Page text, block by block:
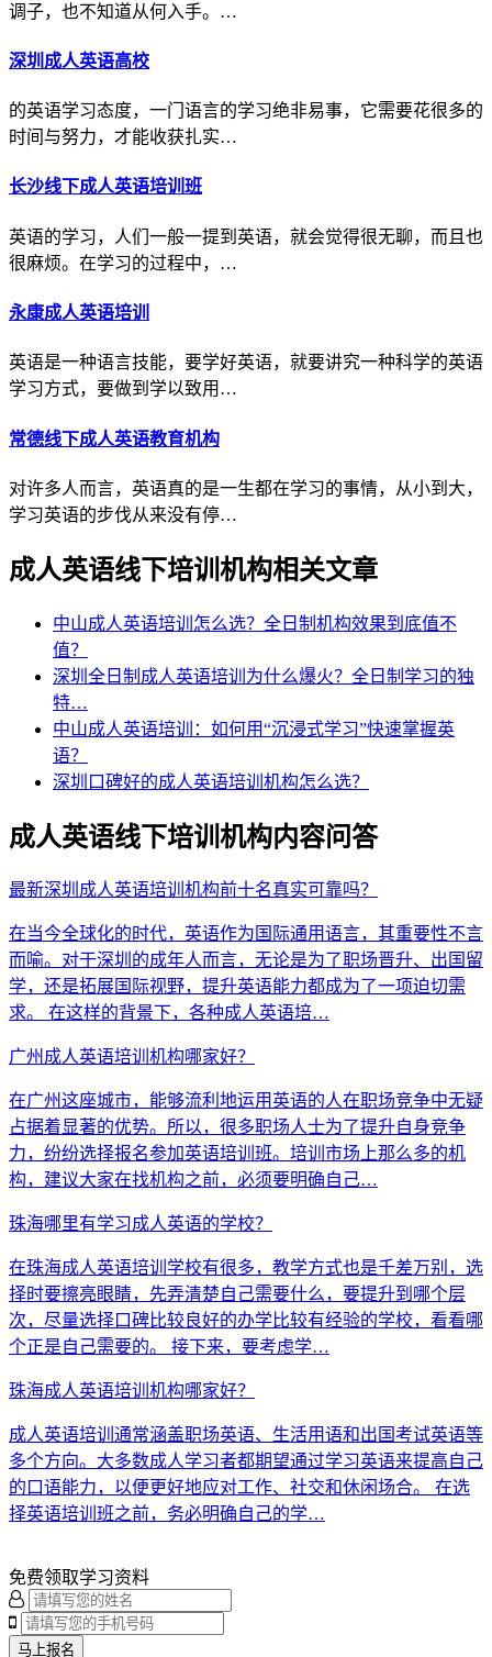
调子，也不知道从何入手。…
深圳成人英语高校
的英语学习态度，一门语言的学习绝非易事，它需要花很多的
时间与努力，才能收获扎实…
长沙线下成人英语培训班
英语的学习，人们一般一提到英语，就会觉得很无聊，而且也
很麻烦。在学习的过程中，…
永康成人英语培训
英语是一种语言技能，要学好英语，就要讲究一种科学的英语
学习方式，要做到学以致用…
常德线下成人英语教育机构
对许多人而言，英语真的是一生都在学习的事情，从小到大，
学习英语的步伐从来没有停…
成人英语线下培训机构相关文章
中山成人英语培训怎么选？全日制机构效果到底值不
值？
深圳全日制成人英语培训为什么爆火？全日制学习的独
特…
中山成人英语培训：如何用“沉浸式学习”快速掌握英
语？
深圳口碑好的成人英语培训机构怎么选？
成人英语线下培训机构内容问答
最新深圳成人英语培训机构前十名真实可靠吗？
在当今全球化的时代，英语作为国际通用语言，其重要性不言
而喻。对于深圳的成年人而言，无论是为了职场晋升、出国留
学，还是拓展国际视野，提升英语能力都成为了一项迫切需
求。 在这样的背景下，各种成人英语培…
广州成人英语培训机构哪家好？
在广州这座城市，能够流利地运用英语的人在职场竞争中无疑
占据着显著的优势。所以，很多职场人士为了提升自身竞争
力，纷纷选择报名参加英语培训班。培训市场上那么多的机
构，建议大家在找机构之前，必须要明确自己…
珠海哪里有学习成人英语的学校？
在珠海成人英语培训学校有很多，教学方式也是千差万别，选
择时要擦亮眼睛，先弄清楚自己需要什么，要提升到哪个层
次，尽量选择口碑比较良好的办学比较有经验的学校，看看哪
个正是自己需要的。 接下来，要考虑学…
珠海成人英语培训机构哪家好？
成人英语培训通常涵盖职场英语、生活用语和出国考试英语等
多个方向。大多数成人学习者都期望通过学习英语来提高自己
的口语能力，以便更好地应对工作、社交和休闲场合。 在选
择英语培训班之前，务必明确自己的学…
免费领取学习资料